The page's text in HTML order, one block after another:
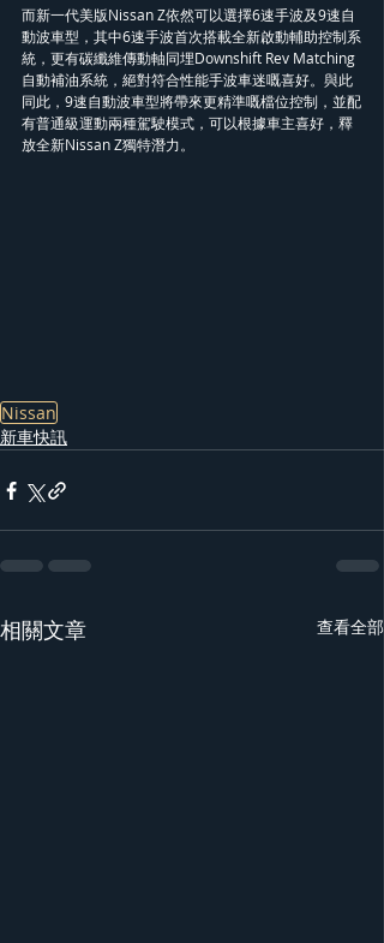
而新一代美版Nissan Z依然可以選擇6速手波及9速自
動波車型，其中6速手波首次搭載全新啟動輔助控制系
統，更有碳纖維傳動軸同埋Downshift Rev Matching
自動補油系統，絕對符合性能手波車迷嘅喜好。與此
同此，9速自動波車型將帶來更精準嘅檔位控制，並配
有普通級運動兩種駕駛模式，可以根據車主喜好，釋
放全新Nissan Z獨特潛力。
Nissan
新車快訊
相關文章 查看全部